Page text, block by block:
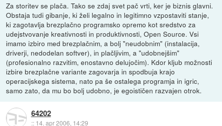
Za storitev se plača. Tako se zdaj svet pač vrti, ker je biznis glavni.
Obstaja tudi gibanje, ki želi legalno in legitimno vzpostaviti stanje,
ki zagotavlja brezplačno programsko opremo kot sredstvo za
udejstvovanje kreativnosti in produktivnosti, Open Source. Vsi
imamo izbiro med brezplačnim, a bolj "neudobnim" (instalacija,
driverji, nedodelan softver), in plačljivim, a "udobnejšim"
(profesionalno razvitim, enostavno delujočim). Kdor kljub možnosti
izbire brezplačne variante zagovarja in spodbuja krajo
operacijskega sistema, nato pa še ostalega programja in igric,
samo zato, da mu bo bolj udobno, je egoističen razvajen otrok.
64202
:: 14. apr 2006, 14:29